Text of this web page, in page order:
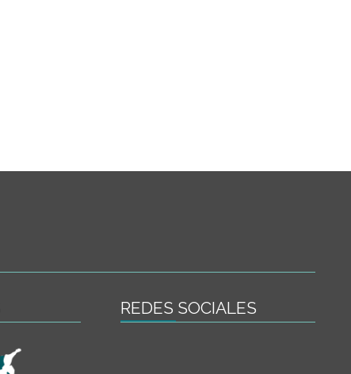
REDES SOCIALES